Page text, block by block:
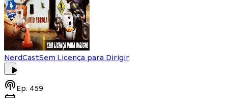
NerdCastSem Licença para Dirigir
Ep. 459